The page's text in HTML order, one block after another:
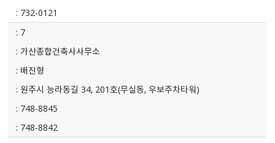
732-0121
7
가산종합건축사사무소
배진형
원주시 능라동길 34, 201호(무실동, 우보주차타워)
748-8845
748-8842